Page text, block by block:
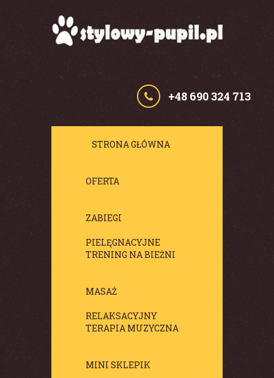
+48 690 324 713
STRONA GŁÓWNA
OFERTA
ZABIEGI
PIELĘGNACYJNE
TRENING NA BIEŻNI
MASAŻ
RELAKSACYJNY
TERAPIA MUZYCZNA
MINI SKLEPIK